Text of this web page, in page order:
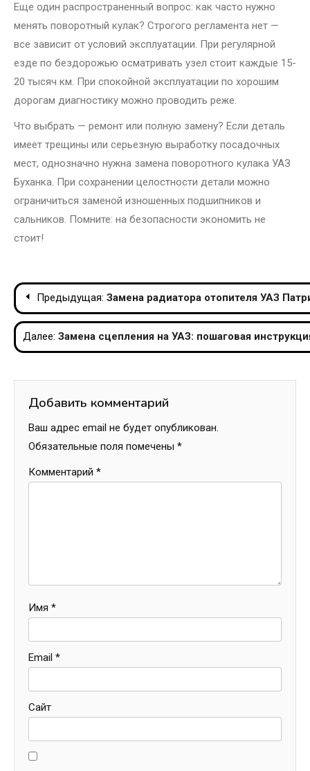
Еще один распространенный вопрос: как часто нужно
менять поворотный кулак? Строгого регламента нет —
все зависит от условий эксплуатации. При регулярной
езде по бездорожью осматривать узел стоит каждые 15-
20 тысяч км. При спокойной эксплуатации по хорошим
дорогам диагностику можно проводить реже.
Что выбрать — ремонт или полную замену? Если деталь
имеет трещины или серьезную выработку посадочных
мест, однозначно нужна замена поворотного кулака УАЗ
Буханка. При сохранении целостности детали можно
ограничиться заменой изношенных подшипников и
сальников. Помните: на безопасности экономить не
стоит!
Навигация
по
записям
Предыдущая: Замена радиатора отопителя УАЗ
Далее: Замена сцепления на УАЗ: пошаговая
Добавить комментарий
Ваш адрес email не будет опубликован.
Обязательные поля помечены *
Комментарий *
Имя *
Email *
Сайт